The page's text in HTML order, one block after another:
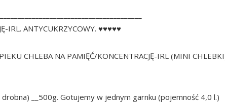
IRL. ANTYCUKRZYCOWY. ♥♥♥♥♥
CHLEBA NA PAMIĘĆ/KONCENTRACJĘ-IRL (MINI
__500g. Gotujemy w jednym garnku (pojemność 4,0 l.)